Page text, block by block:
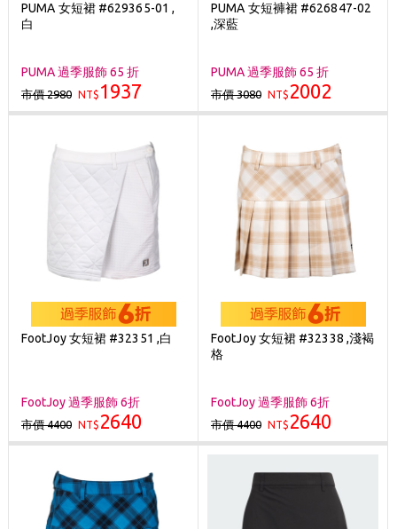
PUMA 女短裙 #629365-01 ,
白
PUMA 過季服飾 65 折
市價 2980 NT$ 1937
PUMA 女短褲裙 #626847-02
,深藍
PUMA 過季服飾 65 折
市價 3080 NT$ 2002
FootJoy 女短裙 #32351 ,白
FootJoy 過季服飾 6折
市價 4400 NT$ 2640
FootJoy 女短裙 #32338 ,淺褐
格
FootJoy 過季服飾 6折
市價 4400 NT$ 2640